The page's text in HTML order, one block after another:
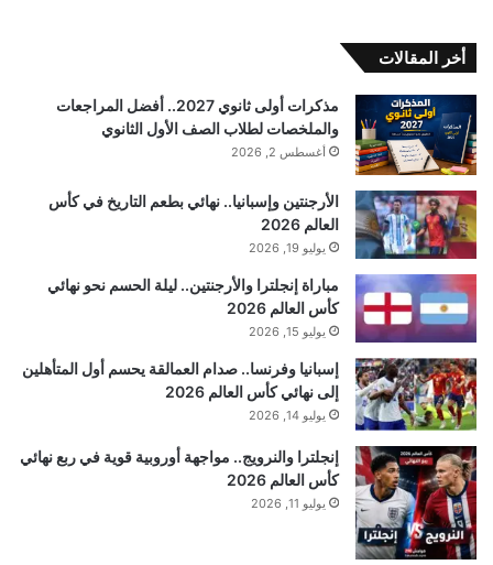
أخر المقالات
مذكرات أولى ثانوي 2027.. أفضل المراجعات
والملخصات لطلاب الصف الأول الثانوي
أغسطس 2, 2026
الأرجنتين وإسبانيا.. نهائي بطعم التاريخ في كأس
العالم 2026
يوليو 19, 2026
مباراة إنجلترا والأرجنتين.. ليلة الحسم نحو نهائي
كأس العالم 2026
يوليو 15, 2026
إسبانيا وفرنسا.. صدام العمالقة يحسم أول المتأهلين
إلى نهائي كأس العالم 2026
يوليو 14, 2026
إنجلترا والنرويج.. مواجهة أوروبية قوية في ربع نهائي
كأس العالم 2026
يوليو 11, 2026